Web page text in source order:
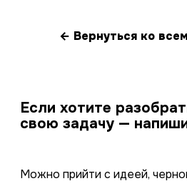
← Вернуться ко
Если хотите
свою задачу —
Можно прийти с идеей,